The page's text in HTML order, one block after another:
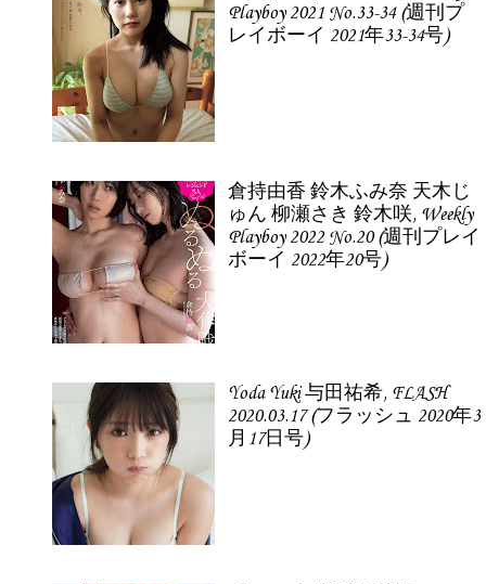
Playboy 2021 No.33-34 (週刊プ
レイボーイ 2021年33-34号)
倉持由香 鈴木ふみ奈 天木じ
ゅん 柳瀬さき 鈴木咲, Weekly
Playboy 2022 No.20 (週刊プレイ
ボーイ 2022年20号)
Yoda Yuki 与田祐希, FLASH
2020.03.17 (フラッシュ 2020年3
月17日号)